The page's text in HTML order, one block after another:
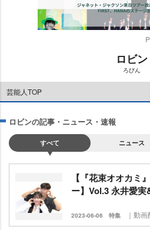
ロビン
ろびん
芸能人TOP
ロビンの記事・ニュース・速報
すべて ニュース
【『花束オオカミ
ー】Vol.3 永井愛
2023-06-06 特集 ｜動